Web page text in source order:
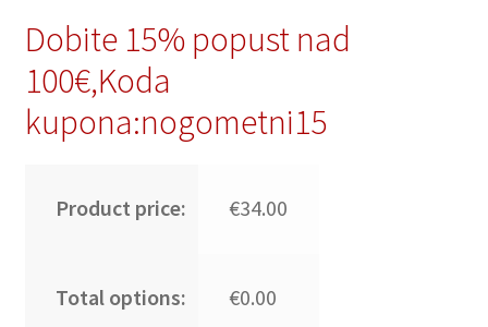
Dobite 15% popust nad
100€,Koda
kupona:nogometni15
Product price: €34.00
Total options: €0.00